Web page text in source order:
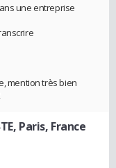
une entreprise
mention très bien
Paris, France